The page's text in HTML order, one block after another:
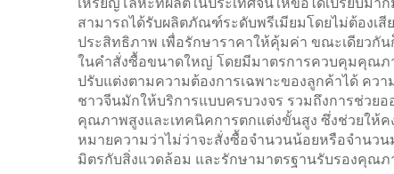
สามารถได้รับผลิตภัณฑ์ระดับพรีเมียมโดยไม่ต้องเ
ประสิทธิภาพ เพื่อรักษาราคาให้คุ้มค่า ขณะเดียวกั
ในคำสั่งซื้อขนาดใหญ่ โดยมีมาตรการควบคุมคุณภ
ปรับแต่งตามความต้องการเฉพาะของลูกค้าได้ คว
ชาวจีนมักให้บริการแบบครบวงจร รวมถึงการช่ว
คุณภาพสูงและเทคนิคการตกแต่งขั้นสูง ซึ่งช่วยให้
หมายความว่าไม่ว่าจะสั่งซื้อจำนวนน้อยหรือจำนว
มิตรกับสิ่งแวดล้อม และรักษามาตรฐานรับรองคุณ